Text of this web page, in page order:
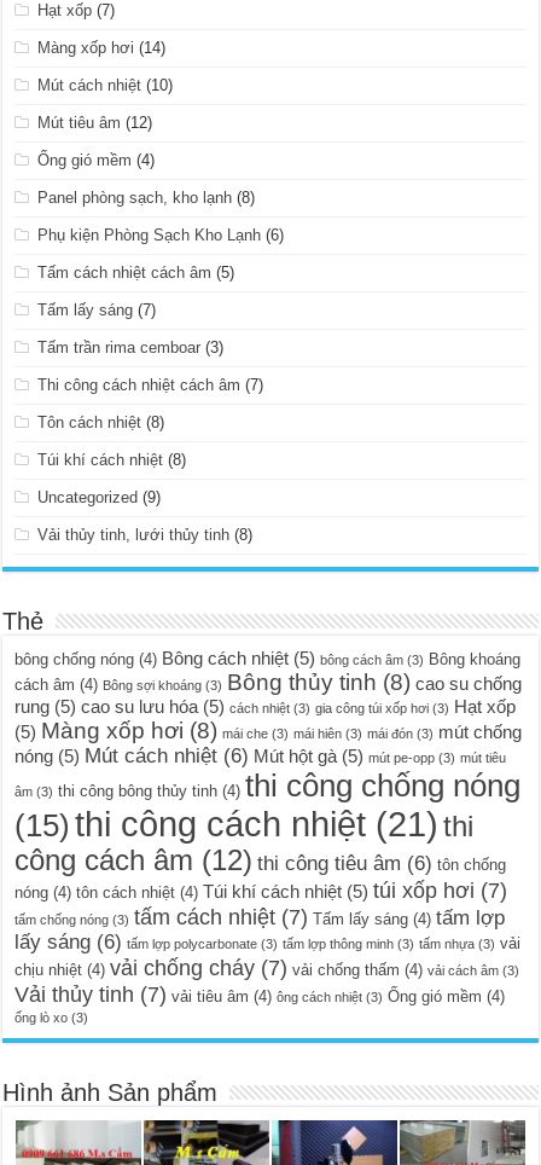
Hạt xốp (7)
Màng xốp hơi (14)
Mút cách nhiệt (10)
Mút tiêu âm (12)
Ống gió mềm (4)
Panel phòng sạch, kho lạnh (8)
Phụ kiện Phòng Sạch Kho Lạnh (6)
Tấm cách nhiệt cách âm (5)
Tấm lấy sáng (7)
Tấm trần rima cemboar (3)
Thi công cách nhiệt cách âm (7)
Tôn cách nhiệt (8)
Túi khí cách nhiệt (8)
Uncategorized (9)
Vải thủy tinh, lưới thủy tinh (8)
Thẻ
bông chống nóng (4) Bông cách nhiệt (5) bông cách âm (3) Bông khoáng
cách âm (4) Bông sợi khoáng (3) Bông thủy tinh (8) cao su chống
rung (5) cao su lưu hóa (5) cách nhiệt (3) gia công túi xốp hơi (3) Hạt xốp
(5) Màng xốp hơi (8) mái che (3) mái hiên (3) mái đón (3) mút chống
nóng (5) Mút cách nhiệt (6) Mút hột gà (5) mút pe-opp (3) mút tiêu
âm (3) thi công bông thủy tinh (4) thi công chống nóng
(15) thi công cách nhiệt (21) thi
công cách âm (12) thi công tiêu âm (6) tôn chống
nóng (4) tôn cách nhiệt (4) Túi khí cách nhiệt (5) túi xốp hơi (7)
tấm chống nóng (3) tấm cách nhiệt (7) Tấm lấy sáng (4) tấm lợp
lấy sáng (6) tấm lợp polycarbonate (3) tấm lợp thông minh (3) tấm nhựa (3) vải
chịu nhiệt (4) vải chống cháy (7) vải chống thấm (4) vải cách âm (3)
Vải thủy tinh (7) vải tiêu âm (4) ông cách nhiệt (3) Ống gió mềm (4)
ống lò xo (3)
Hình ảnh Sản phẩm